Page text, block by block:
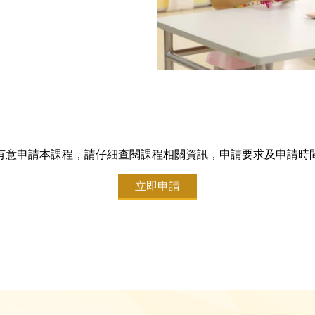
意申請本課程，請仔細查閱課程相關資訊，申請要求及申請時
立即申請